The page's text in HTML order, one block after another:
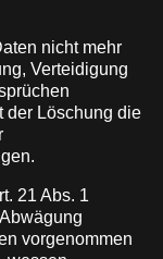
nicht mehr
Verteidigung
der Löschung die
21 Abs. 1
vorgenommen